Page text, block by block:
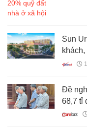
Sun
Nội
Đề
68,7 tỉ
Đồn